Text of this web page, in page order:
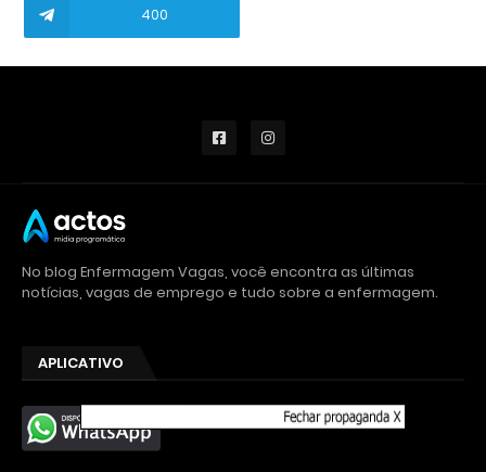
400
No blog Enfermagem Vagas, você encontra as últimas
notícias, vagas de emprego e tudo sobre a enfermagem.
APLICATIVO